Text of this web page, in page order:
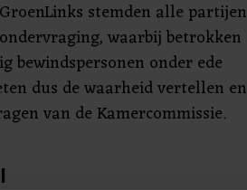
stemden alle partijen
waarbij betrokken
bewindspersonen onder ede
dus de waarheid vertellen en
van de Kamercommissie.